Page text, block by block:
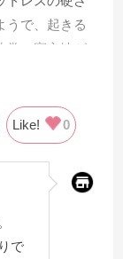
うで、起きる
常に寝心地が
択して正解
Like! 0
で